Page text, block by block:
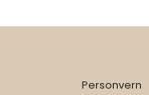
Personvern